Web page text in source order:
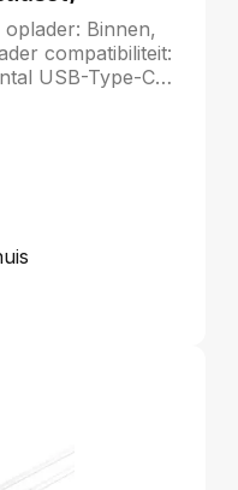
Draadloos
oplader: Binnen,
compatibiliteit:
USB-Type-C-
Overstroom,
het product: